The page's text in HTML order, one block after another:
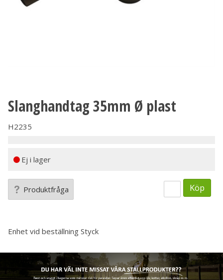
Slanghandtag 35mm Ø plast
H2235
Ej i lager
Produktfråga Köp
Enhet vid beställning Styck